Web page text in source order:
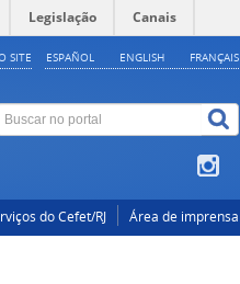
Legislação Canais
ESPAÑOL ENGLISH FRANÇAIS
SITE
do Cefet/RJ Área de imprensa